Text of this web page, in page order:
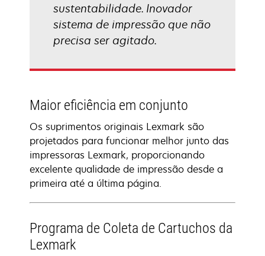
sustentabilidade. Inovador
sistema de impressão que não
precisa ser agitado.
Maior eficiência em conjunto
Os suprimentos originais Lexmark são
projetados para funcionar melhor junto das
impressoras Lexmark, proporcionando
excelente qualidade de impressão desde a
primeira até a última página.
Programa de Coleta de Cartuchos da
Lexmark